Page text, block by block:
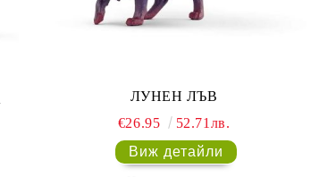
ЛУНЕН ЛЪВ
€26.95
52.71лв.
Виж детайли